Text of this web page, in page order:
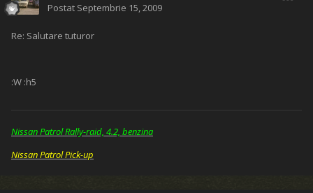
Postat Septembrie 15, 2009
Re: Salutare tuturor
:W :h5
Nissan Patrol Rally-raid, 4.2, benzina
Nissan Patrol Pick-up